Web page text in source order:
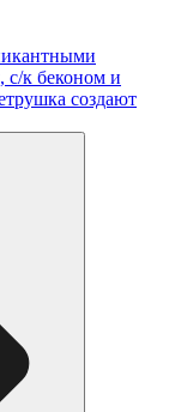
с/к беконом и
создают